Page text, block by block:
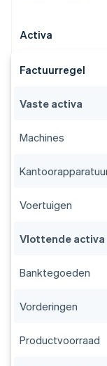
Activa
Factuurregel
Vaste activa
Machines
Voertuigen
Vlottende activa
Banktegoeden
Vorderingen
Productvoorraad